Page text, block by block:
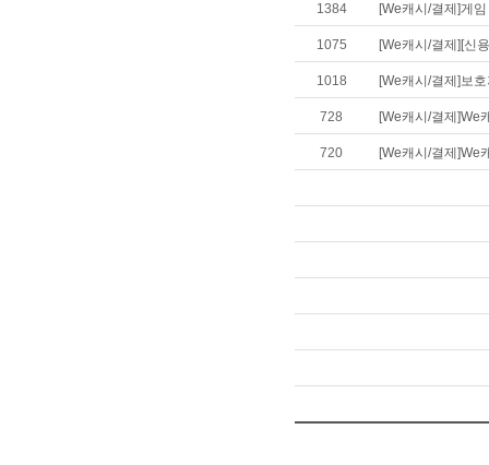
1384 [We캐시/결제]게
1075 [We캐시/결제][신
1018 [We캐시/결제]보
728 [We캐시/결제]We
720 [We캐시/결제]We